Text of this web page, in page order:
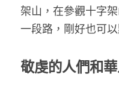
架山，在參觀十字
一段路，剛好也可
敬虔的人們和